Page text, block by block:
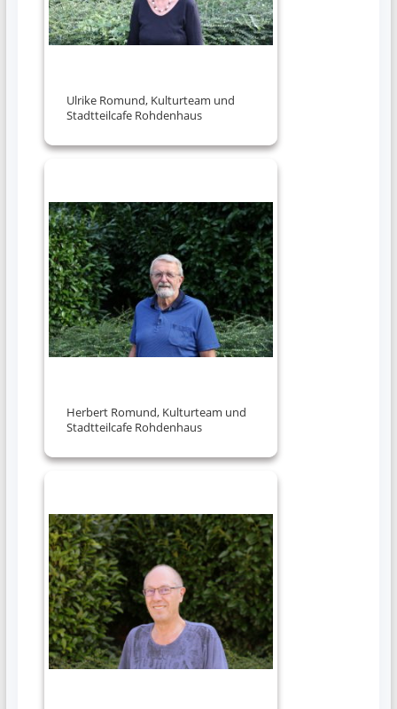
Ulrike Romund, Kulturteam und
Stadtteilcafe Rohdenhaus
Herbert Romund, Kulturteam und
Stadtteilcafe Rohdenhaus